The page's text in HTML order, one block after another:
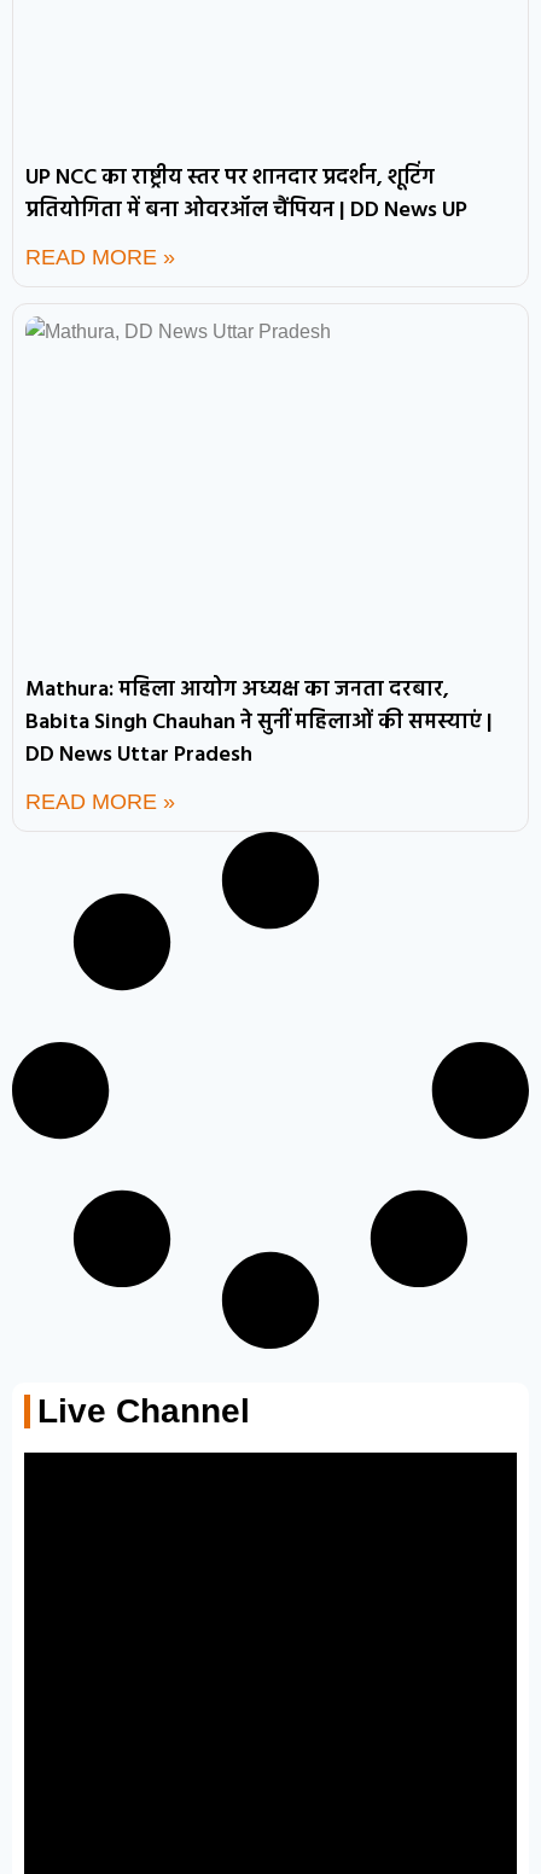
UP NCC का राष्ट्रीय स्तर पर शानदार प्रदर्शन, शूटिंग
प्रतियोगिता में बना ओवरऑल चैंपियन | DD News UP
READ MORE »
Mathura: महिला आयोग अध्यक्ष का जनता दरबार,
Babita Singh Chauhan ने सुनीं महिलाओं की समस्याएं |
DD News Uttar Pradesh
READ MORE »
Live Channel